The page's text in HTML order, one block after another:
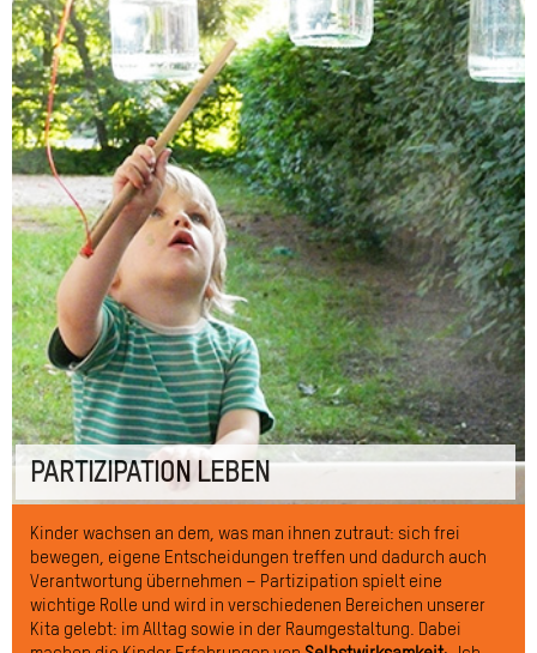
PARTIZIPATION LEBEN
Kinder wachsen an dem, was man ihnen zutraut: sich frei
bewegen, eigene Entscheidungen treffen und dadurch auch
Verantwortung übernehmen – Partizipation spielt eine
wichtige Rolle und wird in verschiedenen Bereichen unserer
Kita gelebt: im Alltag sowie in der Raumgestaltung. Dabei